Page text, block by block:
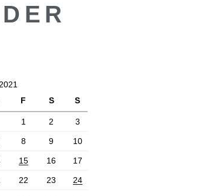
F S S
1 2 3
8 9 10
15 16 17
22 23 24